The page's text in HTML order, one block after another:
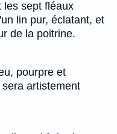
les sept fléaux
lin pur, éclatant, et
de la poitrine.
pourpre et
artistement